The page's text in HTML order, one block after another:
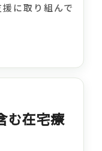
に取り組んで
む在宅療